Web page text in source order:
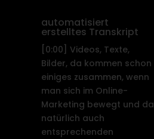
automatisiert
erstelltes Transkript
[0:00] Videos, Texte,
Bilder, da kommen schon
einiges zusammen, wenn
man sich im Online-
Marketing bewegt und da
natürlich auch
entsprechenden